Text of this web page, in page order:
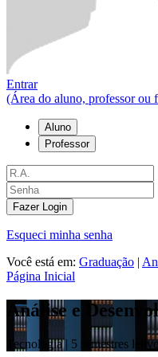
Entrar
(Área do aluno, professor ou
Aluno
Professor
Fazer Login
Esqueci minha senha
Você está em: Graduação |
Página Inicial
Análise e
Tecnologia | 5 semestres